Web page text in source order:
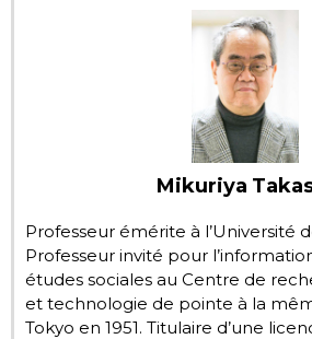
Mikuriya
Professeur émérite à l’Université
Professeur invité pour
études sociales au Centre de
et technologie de pointe à la
Tokyo en 1951. Titulaire d’une